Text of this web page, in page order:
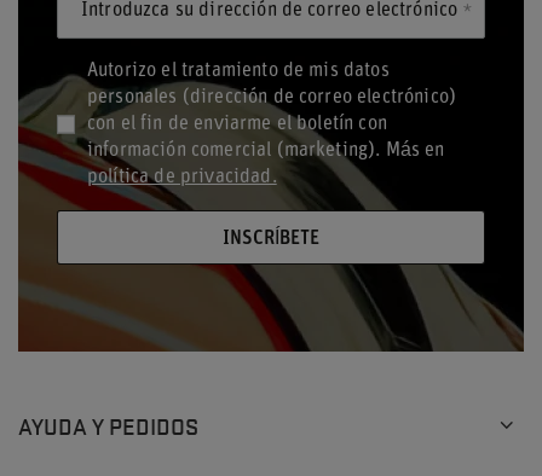
Introduzca su dirección de correo electrónico
Autorizo el tratamiento de mis datos
personales (dirección de correo electrónico)
con el fin de enviarme el boletín con
información comercial (marketing). Más en
política de privacidad.
INSCRÍBETE
AYUDA Y PEDIDOS